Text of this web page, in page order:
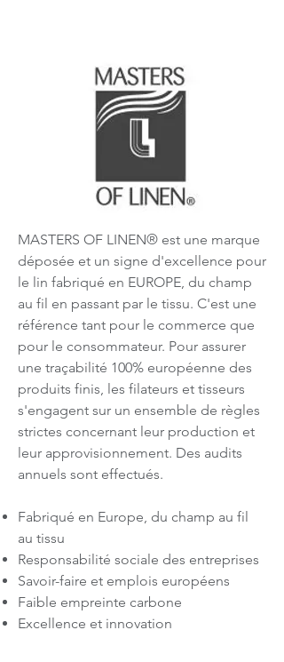
MASTERS OF LINEN® est une marque
déposée et un signe d'excellence pour
le lin fabriqué en EUROPE, du champ
au fil en passant par le tissu. C'est une
référence tant pour le commerce que
pour le consommateur. Pour assurer
une traçabilité 100% européenne des
produits finis, les filateurs et tisseurs
s'engagent sur un ensemble de règles
strictes concernant leur production et
leur approvisionnement. Des audits
annuels sont effectués.
Fabriqué en Europe, du champ au fil
au tissu
Responsabilité sociale des entreprises
Savoir-faire et emplois européens
Faible empreinte carbone
Excellence et innovation